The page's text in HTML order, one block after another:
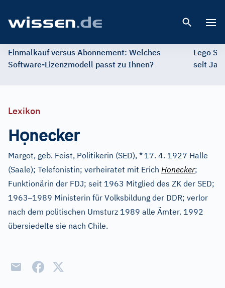
Einmalkauf versus Abonnement: Welches
Software-Lizenzmodell passt zu Ihnen?
Lego
seit
Lexikon
Họnecker
Margot, geb. Feist, Politikerin (SED), * 17. 4. 1927 Halle
(Saale); Telefonistin; verheiratet mit Erich Honecker;
Funktionärin der FDJ; seit 1963 Mitglied des ZK der SED;
1963–1989 Ministerin für Volksbildung der DDR; verlor
nach dem politischen Umsturz 1989 alle Ämter. 1992
übersiedelte sie nach Chile.